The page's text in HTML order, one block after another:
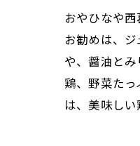
おやひなや
お勧めは、
や、醤油と
鶏、野菜た
は、美味しい